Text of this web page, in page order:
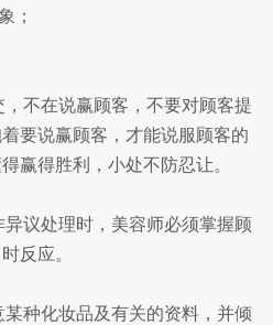
；
不在说赢顾客，不要对顾客提
要说赢顾客，才能说服顾客的
赢得胜利，小处不防忍让。
议处理时，美容师必须掌握顾
反应。
种化妆品及有关的资料，并倾